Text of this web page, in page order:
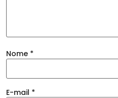
Nome *
E-mail *